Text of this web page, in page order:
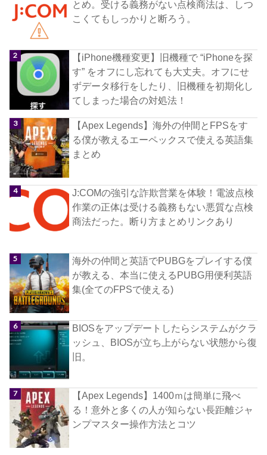
とめ。受ける義務がない点検商法は、しつ
こくてもしっかりと断ろう。
【iPhone機種変更】旧機種で “iPhoneを探
す” をオフにし忘れても大丈夫。オフにせ
ずデータ移行をしたり、旧機種を初期化し
てしまった場合の対処法！
【Apex Legends】海外の仲間とFPSをす
る僕が教えるエーペックスで使える英語集
まとめ
J:COMの強引な詐欺営業を体験！電波点検
作業の正体は受ける義務もない悪質な点検
商法だった。断り方まとめリンクあり
海外の仲間と英語でPUBGをプレイする僕
が教える、本当に使えるPUBG用便利英語
集(全てのFPSで使える)
BIOSをアップデートしたらシステムがクラ
ッシュ、BIOSが立ち上がらない状態から復
旧。
【Apex Legends】1400ｍは簡単に飛べ
る！意外と多くの人が知らない長距離ジャ
ンプマスター操作方法とコツ